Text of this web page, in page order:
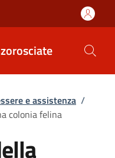
e assistenza /
colonia felina